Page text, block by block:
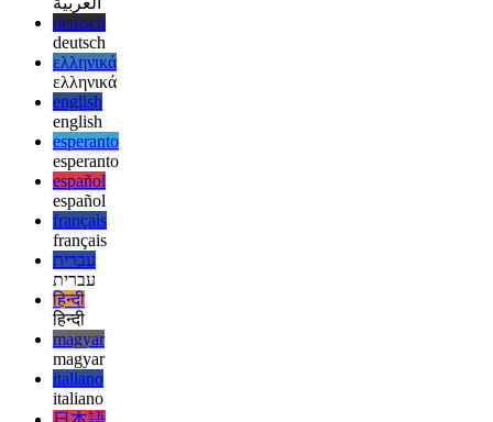
afrikaans
afrikaans
العربية
العربية
deutsch
deutsch
ελληνικά
ελληνικά
english
english
esperanto
esperanto
español
español
français
français
עברית
עברית
हिन्दी
हिन्दी
magyar